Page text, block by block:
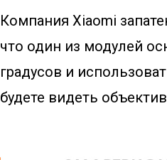
Компания Xiaomi
что один из модулей
градусов и
будете видеть